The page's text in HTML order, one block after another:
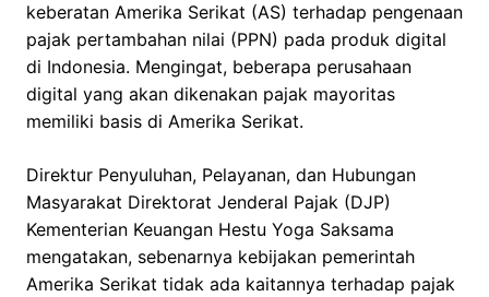
keberatan Amerika Serikat (AS) terhadap pengenaan
pajak pertambahan nilai (PPN) pada produk digital
di Indonesia. Mengingat, beberapa perusahaan
digital yang akan dikenakan pajak mayoritas
memiliki basis di Amerika Serikat.
Direktur Penyuluhan, Pelayanan, dan Hubungan
Masyarakat Direktorat Jenderal Pajak (DJP)
Kementerian Keuangan Hestu Yoga Saksama
mengatakan, sebenarnya kebijakan pemerintah
Amerika Serikat tidak ada kaitannya terhadap pajak